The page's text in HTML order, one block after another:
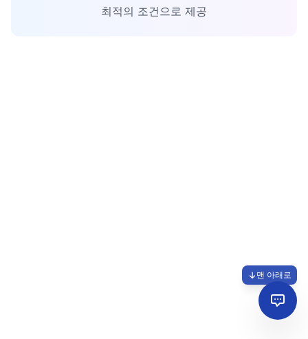
최적의 조건으로 제공
맨 아래로